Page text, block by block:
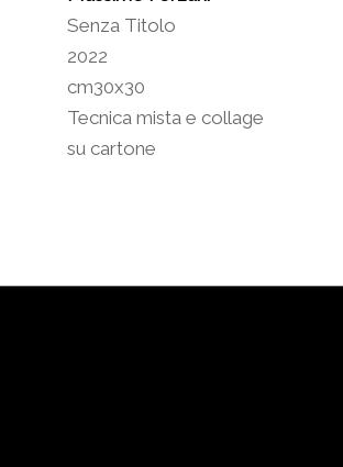
Senza Titolo
2022
cm30x30
Tecnica mista e collage
su cartone